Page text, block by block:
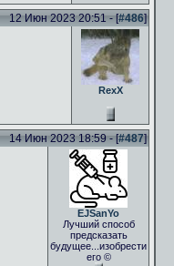
12 Июн 2023 20:51 - [#486]
RexX
14 Июн 2023 18:59 - [#487]
EJSanYo
Лучший способ
предсказать
будущее...изобрести
его ©